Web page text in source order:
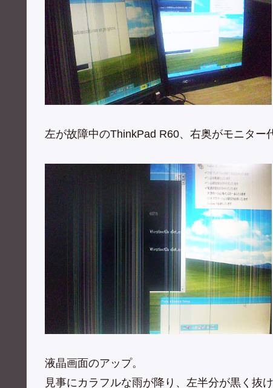
左が故障中のThinkPad R60、右奥がモニター
液晶画面のアップ。
見事にカラフルな雨が降り、左半分が黒く抜